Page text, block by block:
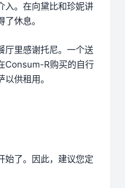
入。在向黛比和珍妮讲
休息。
厅里感谢托尼。一个送
Consum-R购买的自行
供租用。
始了。因此，建议您定